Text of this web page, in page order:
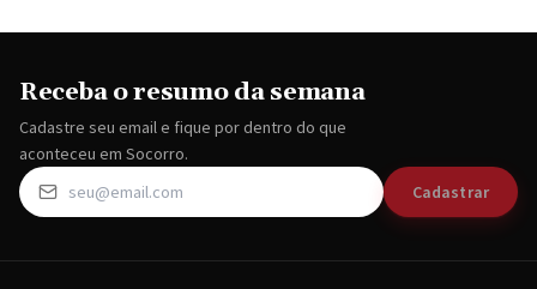
Receba o resumo da semana
Cadastre seu email e fique por dentro do que
aconteceu em Socorro.
Cadastrar